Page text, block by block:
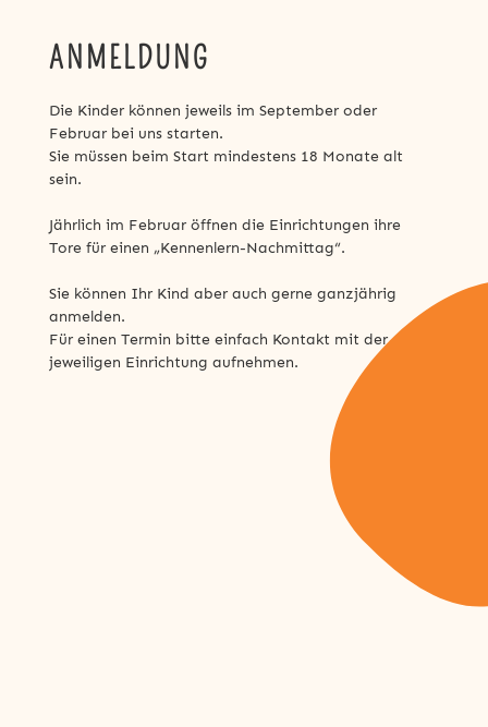
ANMELDUNG
Die Kinder können jeweils im September oder
Februar bei uns starten.
Sie müssen beim Start mindestens 18 Monate alt
sein.
Jährlich im Februar öffnen die Einrichtungen ihre
Tore für einen „Kennenlern-Nachmittag“.
Sie können Ihr Kind aber auch gerne ganzjährig
anmelden.
Für einen Termin bitte einfach Kontakt mit der
jeweiligen Einrichtung aufnehmen.